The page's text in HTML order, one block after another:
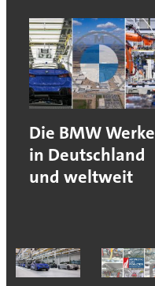
Die BMW Werke
in Deutschland
und weltweit